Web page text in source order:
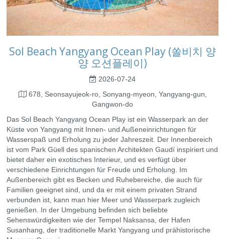
Sol Beach Yangyang Ocean Play (쏠비치 양
양 오션플레이)
2026-07-24
678, Seonsayujeok-ro, Sonyang-myeon, Yangyang-gun,
Gangwon-do
Das Sol Beach Yangyang Ocean Play ist ein Wasserpark an der
Küste von Yangyang mit Innen- und Außeneinrichtungen für
Wasserspaß und Erholung zu jeder Jahreszeit. Der Innenbereich
ist vom Park Güell des spanischen Architekten Gaudí inspiriert und
bietet daher ein exotisches Interieur, und es verfügt über
verschiedene Einrichtungen für Freude und Erholung. Im
Außenbereich gibt es Becken und Ruhebereiche, die auch für
Familien geeignet sind, und da er mit einem privaten Strand
verbunden ist, kann man hier Meer und Wasserpark zugleich
genießen. In der Umgebung befinden sich beliebte
Sehenswürdigkeiten wie der Tempel Naksansa, der Hafen
Susanhang, der traditionelle Markt Yangyang und prähistorische